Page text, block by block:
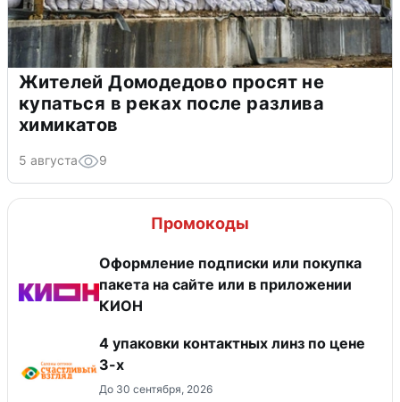
Жителей Домодедово просят не
купаться в реках после разлива
химикатов
5 августа 9
Промокоды
Оформление подписки или покупка
пакета на сайте или в приложении
КИОН
4 упаковки контактных линз по цене
3-х
До 30 сентября, 2026